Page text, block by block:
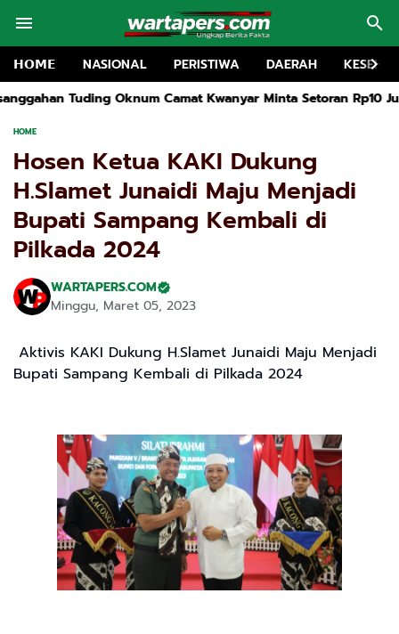
𝗛𝗢𝗠𝗘 NASIONAL PERISTIWA DAERAH
Kwanyar Minta Setoran Rp10 Juta Rakor MKKS dan
HOME
Hosen Ketua KAKI Dukung
H.Slamet Junaidi Maju Menjadi
Bupati Sampang Kembali di
Pilkada 2024
WARTAPERS.COM
Minggu, Maret 05, 2023
Aktivis KAKI Dukung H.Slamet Junaidi Maju Menjadi
Bupati Sampang Kembali di Pilkada 2024